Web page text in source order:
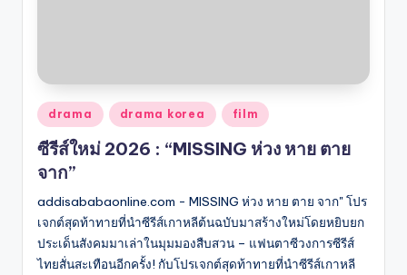
Posted
in
drama drama korea film
ซีรีส์ใหม่ 2026 : “MISSING ห่วง หาย ตาย
จาก”
addisababaonline.com - MISSING ห่วง หาย ตาย จาก" โปร
เจกต์สุดท้าทายที่นำซีรีส์เกาหลีต้นฉบับมาสร้างใหม่โดยหยิบยก
ประเด็นสังคมมาเล่าในมุมมองสืบสวน – แฟนตาซีวงการซีรีส์
ไทยสั่นสะเทือนอีกครั้ง! กับโปรเจกต์สุดท้าทายที่นำซีรีส์เกาหลี